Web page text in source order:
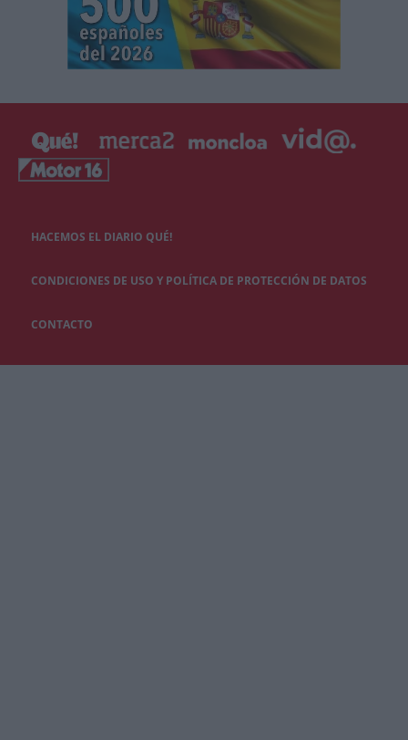
HACEMOS EL DIARIO QUÉ!
CONDICIONES DE USO Y POLÍTICA DE PROTECCIÓN DE DATOS
CONTACTO